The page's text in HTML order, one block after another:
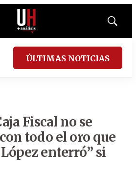
Mostrar
ÚLTIMAS NOTICIAS
Fiscal no se
todo el oro que
enterró” si